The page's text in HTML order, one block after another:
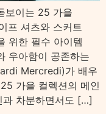
보이는 25 가을
프 셔츠와 스커트
위한 필수 아이템
우아함이 공존하는
Mercredi)가 배우
가을 컬렉션의 메인
차분하면서도 […]